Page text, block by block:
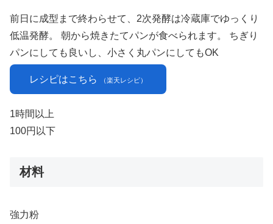
前日に成型まで終わらせて、2次発酵は冷蔵庫でゆっくり
低温発酵。 朝から焼きたてパンが食べられます。 ちぎり
パンにしても良いし、小さく丸パンにしてもOK
レシピはこちら （楽天レシピ）
1時間以上
100円以下
材料
強力粉